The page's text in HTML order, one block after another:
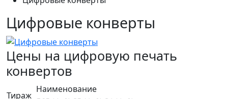
Цифровые конверты
Цены на цифровую печать
конвертов
Тираж
Наименование